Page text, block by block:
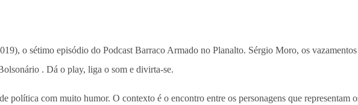
o sétimo episódio do Podcast Barraco Armado no Planalto. Sérgio Moro, os
. Dá o play, liga o som e divirta-se.
política com muito humor. O contexto é o encontro entre os personagens que